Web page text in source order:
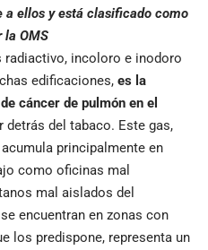
a ellos y está clasificado como
la OMS
radiactivo, incoloro e inodoro
edificaciones, es la
cáncer de pulmón en el
detrás del tabaco. Este gas,
principalmente en
como oficinas mal
mal aislados del
encuentran en zonas con
los predispone, representa un